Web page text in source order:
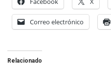
Correo electrónico
Relacionado